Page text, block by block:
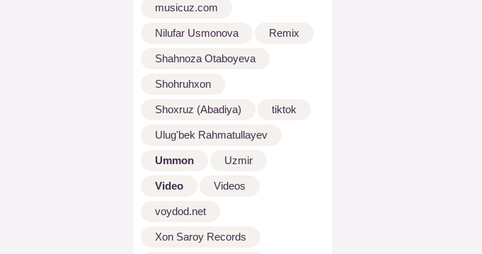
musicuz.com
Nilufar Usmonova Remix
Shahnoza Otaboyeva
Shohruhxon
Shoxruz (Abadiya) tiktok
Ulug'bek Rahmatullayev
Ummon Uzmir
Video Videos
voydod.net
Xon Saroy Records